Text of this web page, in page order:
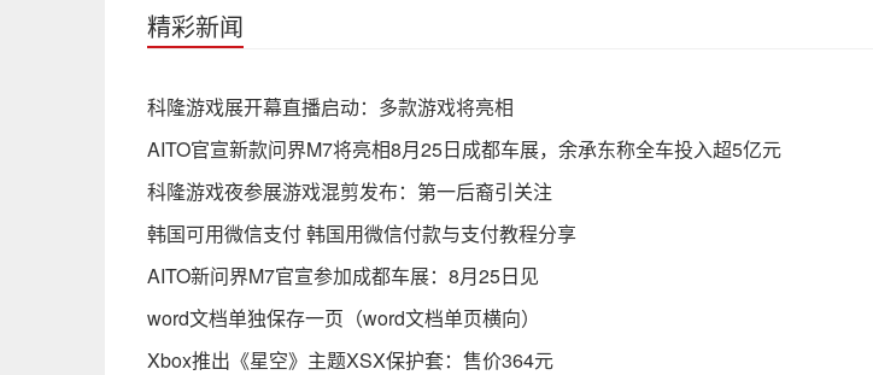
精彩新闻
科隆游戏展开幕直播启动：多款游戏将亮相
AITO官宣新款问界M7将亮相8月25日成都车展，余承东称全车投入超5亿元
科隆游戏夜参展游戏混剪发布：第一后裔引关注
韩国可用微信支付 韩国用微信付款与支付教程分享
AITO新问界M7官宣参加成都车展：8月25日见
word文档单独保存一页（word文档单页横向）
Xbox推出《星空》主题XSX保护套：售价364元